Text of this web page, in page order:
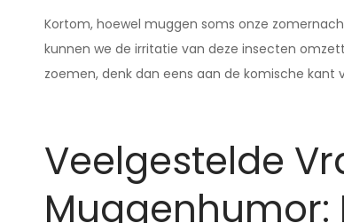
Kortom, hoewel muggen soms onze
kunnen we de irritatie van deze insecten
zoemen, denk dan eens aan de komische kant
Veelgestelde
Muggenhumor: